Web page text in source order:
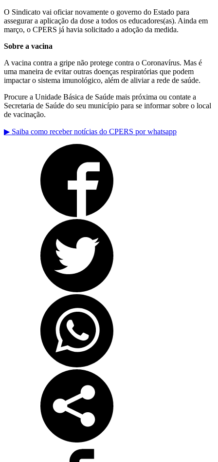
O Sindicato vai oficiar novamente o governo do Estado para
assegurar a aplicação da dose a todos os educadores(as). Ainda em
março, o CPERS já havia solicitado a adoção da medida.
Sobre a vacina
A vacina contra a gripe não protege contra o Coronavírus. Mas é
uma maneira de evitar outras doenças respiratórias que podem
impactar o sistema imunológico, além de aliviar a rede de saúde.
Procure a Unidade Básica de Saúde mais próxima ou contate a
Secretaria de Saúde do seu município para se informar sobre o local
de vacinação.
▶ Saiba como receber notícias do CPERS por whatsapp